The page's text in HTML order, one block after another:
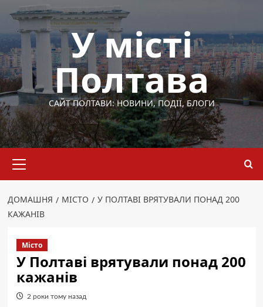
Перейти
вмісту
У місті
Полтава
САЙТ ПОЛТАВИ: НОВИНИ, ПОДІЇ, БЛОГИ
меню
ДОМАШНЯ МІСТО
У ПОЛТАВІ ВРЯТУВАЛИ ПОНАД 200
КАЖАНІВ
Місто
У Полтаві врятували понад 200
кажанів
2 роки тому назад